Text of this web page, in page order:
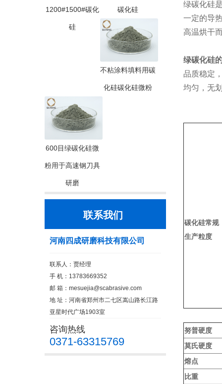
1200#1500#碳化
硅
碳化硅
不粘涂料填料用碳
化硅碳化硅微粉
600目绿碳化硅微
粉用于高速钢刀具
研磨
联系我们
河南四成研磨科技有限公司
联系人：贾经理
手 机：13783669352
邮 箱： mesuejia@scabrasive.com
地 址：河南省郑州市二七区嵩山路长江路
亚星时代广场1903室
咨询热线
0371-63315769
绿碳化硅
一定的导
高温烘干
绿碳化硅
品质稳定
均匀，无
碳化硅常规
生产粒度
努普硬度
莫氏硬度
熔点
比重